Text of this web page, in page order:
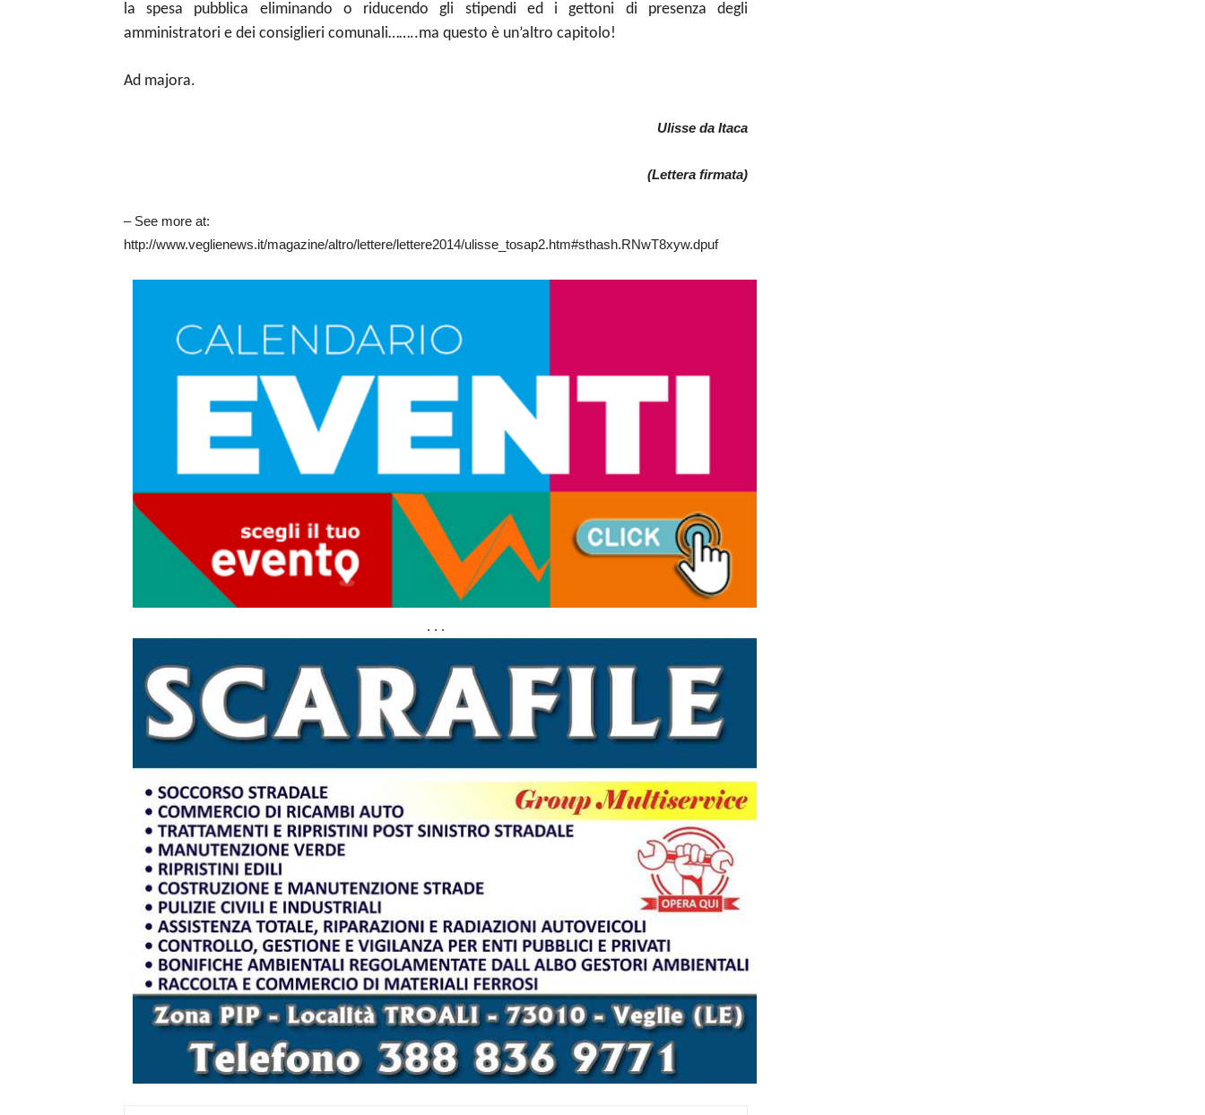
la spesa pubblica eliminando o riducendo gli stipendi ed i gettoni di presenza degli
amministratori e dei consiglieri comunali……..ma questo è un’altro capitolo!
Ad majora.
Ulisse da Itaca
(Lettera firmata)
– See more at:
http://www.veglienews.it/magazine/altro/lettere/lettere2014/ulisse_tosap2.htm#sthash.RNwT8xyw.dpuf
. . .